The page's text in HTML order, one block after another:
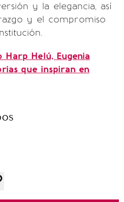
y la elegancia, así
y el compromiso
Harp Helú, Eugenia
que inspiran en